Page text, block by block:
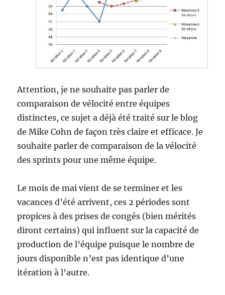
Attention, je ne souhaite pas parler de
comparaison de vélocité entre équipes
distinctes, ce sujet a déjà été traité sur le blog
de Mike Cohn de façon très claire et efficace. Je
souhaite parler de comparaison de la vélocité
des sprints pour une même équipe.
Le mois de mai vient de se terminer et les
vacances d’été arrivent, ces 2 périodes sont
propices à des prises de congés (bien mérités
diront certains) qui influent sur la capacité de
production de l’équipe puisque le nombre de
jours disponible n’est pas identique d’une
itération à l’autre.